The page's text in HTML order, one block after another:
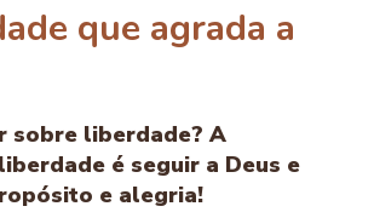
que agrada a
sobre liberdade? A
é seguir a Deus e
e alegria!